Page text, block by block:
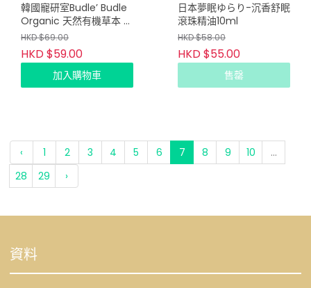
韓國寵研室Budle’ Budle
Organic 天然有機草本 –
日常口腔護理噴霧 120ML
HKD $69.00
HKD $59.00
加入購物車
日本夢眠ゆらり-沉香舒眠
滾珠精油10ml
HKD $58.00
HKD $55.00
售罄
‹ 1 2 3 4 5 6 7 8 9 10
...
28
29 ›
資料